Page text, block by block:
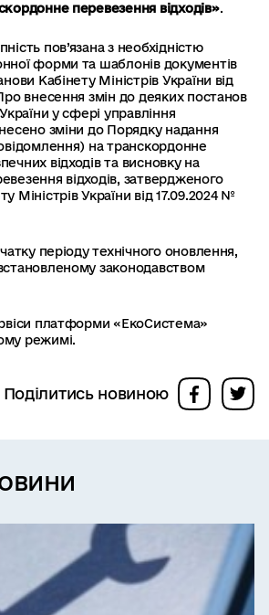
перевезення відходів».
пов’язана з необхідністю
форми та шаблонів документів
Кабінету Міністрів України від
внесення змін до деяких постанов
у сфері управління
зміни до Порядку надання
на транскордонне
відходів та висновку на
відходів, затвердженого
Міністрів України від 17.09.2024 №
періоду технічного оновлення,
законодавством
платформи «ЕкоСистема»
режимі.
Поділитись новиною